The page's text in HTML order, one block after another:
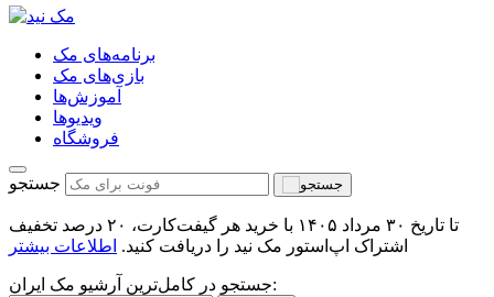
برنامه‌های مک
بازی‌های مک
آموزش‌ها
ویدیو‌ها
فروشگاه
جستجو
تا تاریخ ۳۰ مرداد ۱۴۰۵ با خرید هر گیفت‌کارت، ۲۰ درصد تخفیف
اشتراک اپ‌استور مک نید را دریافت کنید. اطلاعات بیشتر
جستجو در کامل‌ترین آرشیو مک ایران: